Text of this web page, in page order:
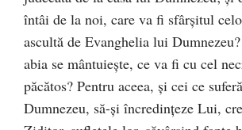
întâi de la noi, care va fi sfârşitul
ascultă de Evanghelia lui
abia se mântuieşte, ce va fi cu cel
păcătos? Pentru aceea, şi cei ce
Dumnezeu, să-şi încredinţeze Lui,